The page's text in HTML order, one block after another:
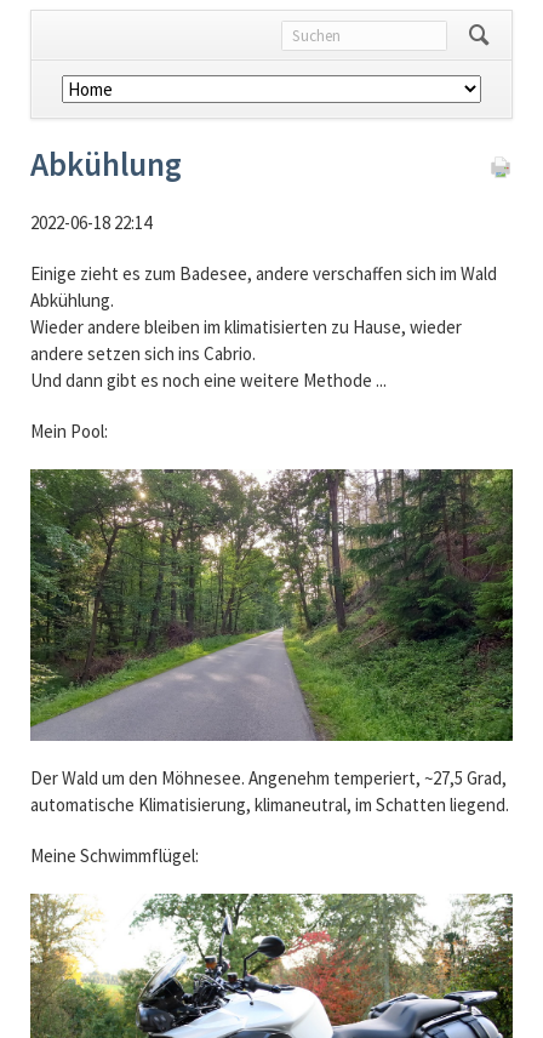
Navigation
überspringen
Abkühlung
2022-06-18 22:14
Einige zieht es zum Badesee, andere verschaffen sich im Wald
Abkühlung.
Wieder andere bleiben im klimatisierten zu Hause, wieder
andere setzen sich ins Cabrio.
Und dann gibt es noch eine weitere Methode ...
Mein Pool:
Der Wald um den Möhnesee. Angenehm temperiert, ~27,5 Grad,
automatische Klimatisierung, klimaneutral, im Schatten liegend.
Meine Schwimmflügel: